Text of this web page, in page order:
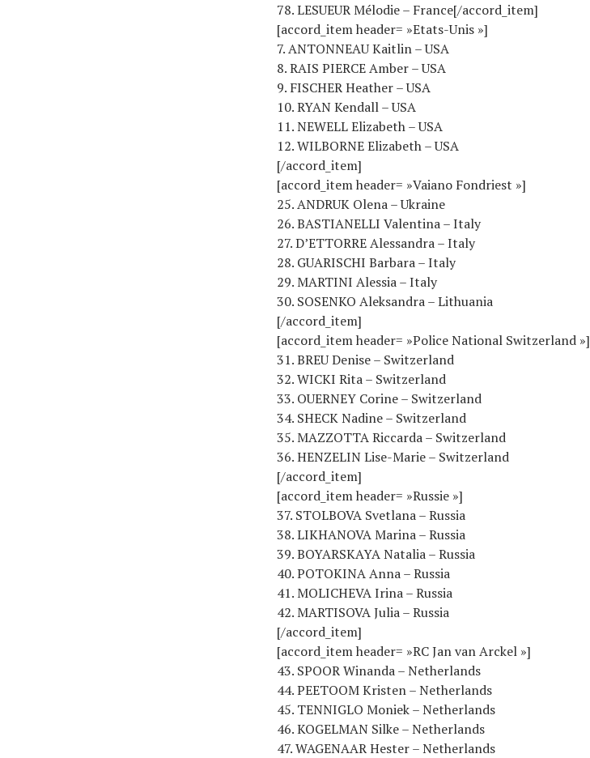
78. LESUEUR Mélodie – France[/accord_item]
[accord_item header= »Etats-Unis »]
7. ANTONNEAU Kaitlin – USA
8. RAIS PIERCE Amber – USA
9. FISCHER Heather – USA
10. RYAN Kendall – USA
11. NEWELL Elizabeth – USA
12. WILBORNE Elizabeth – USA
[/accord_item]
[accord_item header= »Vaiano Fondriest »]
25. ANDRUK Olena – Ukraine
26. BASTIANELLI Valentina – Italy
27. D’ETTORRE Alessandra – Italy
28. GUARISCHI Barbara – Italy
29. MARTINI Alessia – Italy
30. SOSENKO Aleksandra – Lithuania
[/accord_item]
[accord_item header= »Police National Switzerland »]
31. BREU Denise – Switzerland
32. WICKI Rita – Switzerland
33. OUERNEY Corine – Switzerland
34. SHECK Nadine – Switzerland
35. MAZZOTTA Riccarda – Switzerland
36. HENZELIN Lise-Marie – Switzerland
[/accord_item]
[accord_item header= »Russie »]
37. STOLBOVA Svetlana – Russia
38. LIKHANOVA Marina – Russia
39. BOYARSKAYA Natalia – Russia
40. POTOKINA Anna – Russia
41. MOLICHEVA Irina – Russia
42. MARTISOVA Julia – Russia
[/accord_item]
[accord_item header= »RC Jan van Arckel »]
43. SPOOR Winanda – Netherlands
44. PEETOOM Kristen – Netherlands
45. TENNIGLO Moniek – Netherlands
46. KOGELMAN Silke – Netherlands
47. WAGENAAR Hester – Netherlands